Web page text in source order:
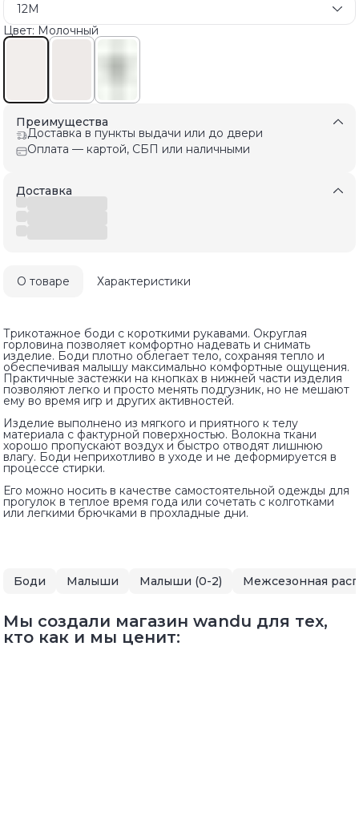
12M
Цвет: Молочный
Преимущества
Доставка в пункты выдачи или до двери
Оплата — картой, СБП или наличными
Доставка
О товаре Характеристики
Трикотажное боди с короткими рукавами. Округлая
горловина позволяет комфортно надевать и снимать
изделие. Боди плотно облегает тело, сохраняя тепло и
обеспечивая малышу максимально комфортные ощущения.
Практичные застежки на кнопках в нижней части изделия
позволяют легко и просто менять подгузник, но не мешают
ему во время игр и других активностей.
Изделие выполнено из мягкого и приятного к телу
материала с фактурной поверхностью. Волокна ткани
хорошо пропускают воздух и быстро отводят лишнюю
влагу. Боди неприхотливо в уходе и не деформируется в
процессе стирки.
Его можно носить в качестве самостоятельной одежды для
прогулок в теплое время года или сочетать с колготками
или легкими брючками в прохладные дни.
Боди Малыши Малыши (0-2) Межсезонная
Мы создали магазин wandu для тех,
кто как и мы ценит: